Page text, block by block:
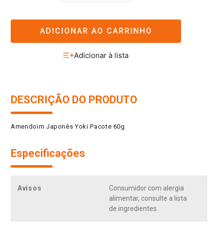
ADICIONAR AO CARRINHO
DESCRIÇÃO DO PRODUTO
Amendoim Japonês Yoki Pacote 60g
Especificações
Avisos
Consumidor com alergia
alimentar, consulte a lista
de ingredientes.